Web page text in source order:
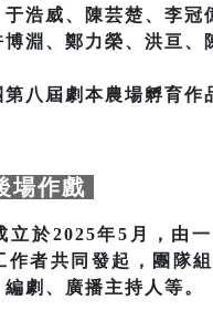
浩威、陳芸楚、李冠
淵、鄭力榮、洪亘、
八屆劇本農場孵育作
場作戲
立於2025年5月，由
作者共同發起，團隊
劇、廣播主持人等。